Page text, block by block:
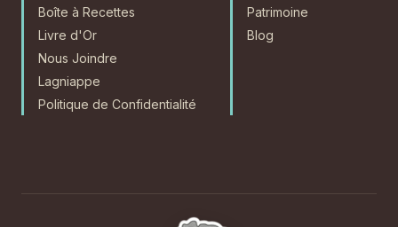
Boîte à Recettes
Livre d'Or
Nous Joindre
Lagniappe
Politique de Confidentialité
Patrimoine
Blog